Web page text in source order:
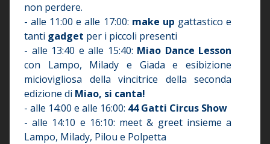
non perdere.
- alle 11:00 e alle 17:00: make up gattastico e
tanti gadget per i piccoli presenti
- alle 13:40 e alle 15:40: Miao Dance Lesson
con Lampo, Milady e Giada e esibizione
miciovigliosa della vincitrice della seconda
edizione di Miao, si canta!
- alle 14:00 e alle 16:00: 44 Gatti Circus Show
- alle 14:10 e 16:10: meet & greet insieme a
Lampo, Milady, Pilou e Polpetta